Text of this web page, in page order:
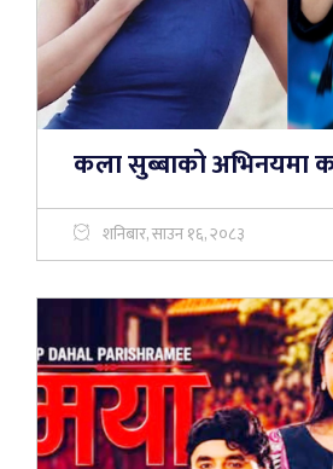
कला सुब्बाको अभिनयमा
शनिबार, साउन १६, २०८३